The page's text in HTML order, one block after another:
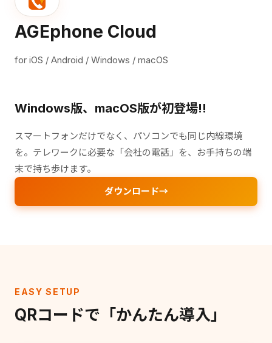
AGEphone Cloud
for iOS / Android / Windows / macOS
Windows版、macOS版が初登場!!
スマートフォンだけでなく、パソコンでも同じ内線環境
を。テレワークに必要な「会社の電話」を、お手持ちの端
末で持ち歩けます。
ダウンロード
EASY SETUP
QRコードで「かんたん導入」